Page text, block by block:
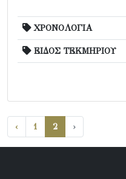
ΧΡΟΝΟΛΟΓΙΑ
ΕΙΔΟΣ ΤΕΚΜΗΡΙΟΥ
‹ 1 2 ›